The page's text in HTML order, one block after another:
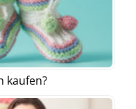
kaufen?